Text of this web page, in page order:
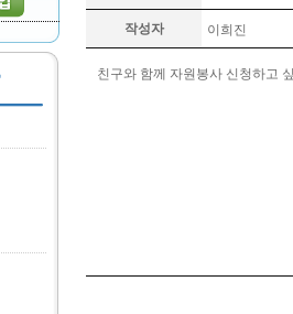
작성자 이희진
친구와 함께 자원봉사 신청하고